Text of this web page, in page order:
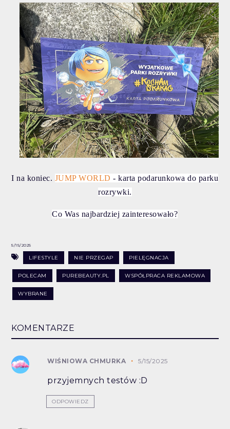
I na koniec. JUMP WORLD - karta podarunkowa do parku
rozrywki.
Co Was najbardziej zainteresowało?
5/15/2025
LIFESTYLE NIE PRZEGAP PIELĘGNACJA
POLECAM PUREBEAUTY.PL WSPÓŁPRACA REKLAMOWA
WYBRANE
KOMENTARZE
WIŚNIOWA CHMURKA 5/15/2025
przyjemnych testów :D
ODPOWIEDZ